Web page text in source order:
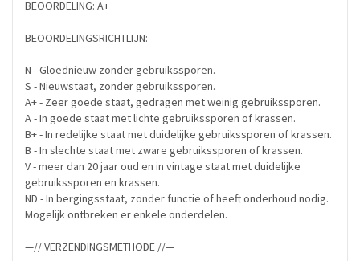
BEOORDELING: A+
BEOORDELINGSRICHTLIJN:
N - Gloednieuw zonder gebruikssporen.
S - Nieuwstaat, zonder gebruikssporen.
A+ - Zeer goede staat, gedragen met weinig gebruikssporen.
A - In goede staat met lichte gebruikssporen of krassen.
B+ - In redelijke staat met duidelijke gebruikssporen of krassen.
B - In slechte staat met zware gebruikssporen of krassen.
V - meer dan 20 jaar oud en in vintage staat met duidelijke
gebruikssporen en krassen.
ND - In bergingsstaat, zonder functie of heeft onderhoud nodig.
Mogelijk ontbreken er enkele onderdelen.
—// VERZENDINGSMETHODE //—